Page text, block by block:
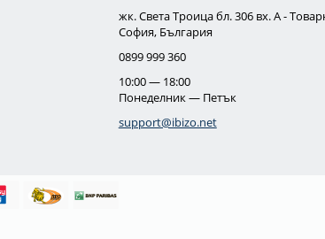
жк. Света Троица бл. 306 вх. А -
София, България
0899 999 360
10:00 — 18:00
Понеделник — Петък
support@ibizo.net